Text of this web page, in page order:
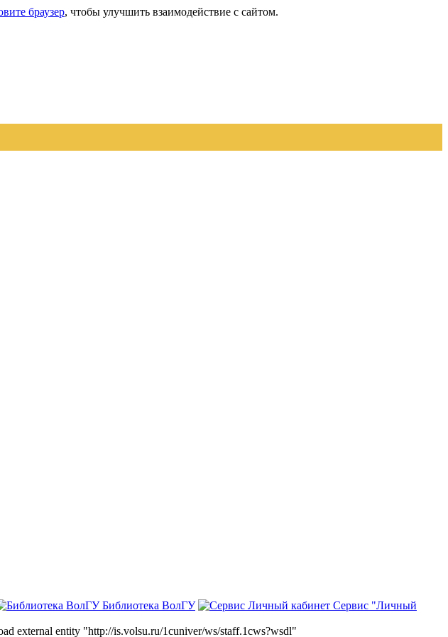
браузер, чтобы улучшить взаимодействие с сайтом.
Библиотека ВолГУ
Сервис "Личный
external entity "http://is.volsu.ru/1cuniver/ws/staff.1cws?wsdl"